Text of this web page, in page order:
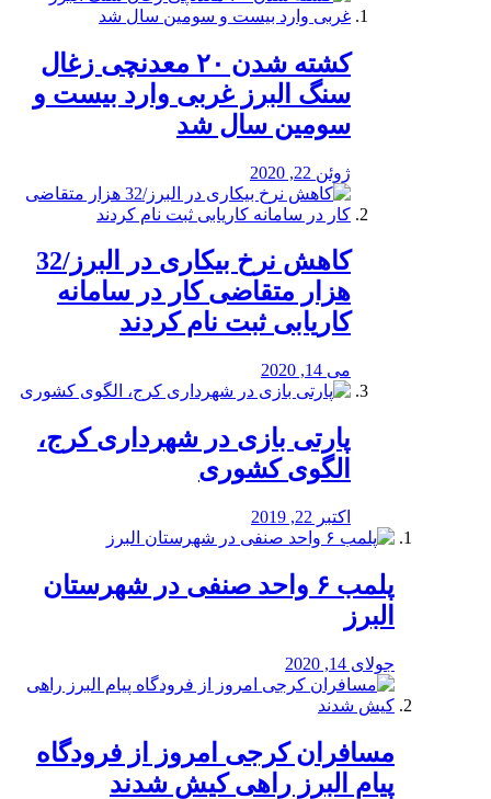
کشته شدن ۲۰ معدنچی زغال
سنگ البرز غربی وارد بیست و
سومین سال شد
ژوئن 22, 2020
کاهش نرخ بیکاری در البرز/32
هزار متقاضی کار در سامانه
کاریابی ثبت نام کردند
می 14, 2020
پارتی بازی در شهرداری کرج،
الگوی کشوری
اکتبر 22, 2019
پلمب ۶ واحد صنفی در شهرستان
البرز
جولای 14, 2020
مسافران کرجی امروز از فرودگاه
پیام البرز راهی کیش شدند